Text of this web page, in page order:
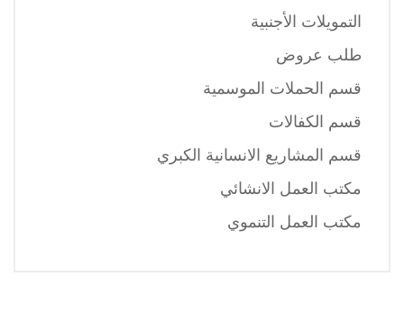
التمويلات الأجنبية
طلب عروض
قسم الحملات الموسمية
قسم الكفالات
قسم المشاريع الانسانية الكبري
مكتب العمل الانشائي
مكتب العمل التنموي